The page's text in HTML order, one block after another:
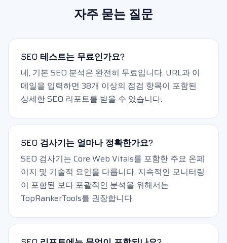
자주 묻는 질문
SEO 테스트는 무료인가요?
네, 기본 SEO 분석은 완전히 무료입니다. URL과 이
메일을 입력하면 38개 이상의 점검 항목이 포함된
상세한 SEO 리포트를 받을 수 있습니다.
SEO 검사기는 얼마나 정확한가요?
SEO 검사기는 Core Web Vitals를 포함한 주요 온페
이지 및 기술적 요인을 다룹니다. 지속적인 모니터링
이 포함된 보다 포괄적인 분석을 위해서는
TopRankerTools를 권장합니다.